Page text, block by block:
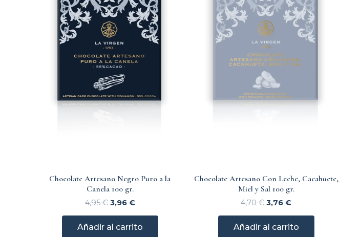
Chocolate Artesano Negro Puro a la
Canela 100 gr.
4,95€ 3,96 €
Añadir al carrito
Chocolate Artesano Con Leche, Cacahuete,
Miel y Sal 100 gr.
4,70€ 3,76 €
Añadir al carrito